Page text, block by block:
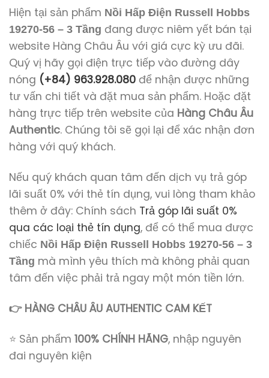
Hiện tại sản phẩm Nồi Hấp Điện Russell Hobbs
19270-56 – 3 Tầng đang được niêm yết bán tại
website Hàng Châu Âu với giá cực kỳ ưu đãi.
Quý vị hãy gọi điện trực tiếp vào đường dây
nóng (+84) 963.928.080 để nhận được những
tư vấn chi tiết và đặt mua sản phẩm. Hoặc đặt
hàng trực tiếp trên website của Hàng Châu Âu
Authentic. Chúng tôi sẽ gọi lại để xác nhận đơn
hàng với quý khách.
Nếu quý khách quan tâm đến dịch vụ trả góp
lãi suất 0% với thẻ tín dụng, vui lòng tham khảo
thêm ở đây: Chính sách Trả góp lãi suất 0%
qua các loại thẻ tín dụng, để có thể mua được
chiếc Nồi Hấp Điện Russell Hobbs 19270-56 – 3
Tầng mà mình yêu thích mà không phải quan
tâm đến việc phải trả ngay một món tiền lớn.
👉 HÀNG CHÂU ÂU AUTHENTIC CAM KẾT
⭐ Sản phẩm 100% CHÍNH HÃNG, nhập nguyên
đai nguyên kiện